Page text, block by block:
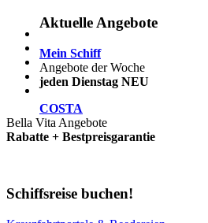
Aktuelle Angebote
Mein Schiff
Angebote der Woche
jeden Dienstag NEU
COSTA
Bella Vita Angebote
Rabatte + Bestpreisgarantie
Schiffsreise buchen!